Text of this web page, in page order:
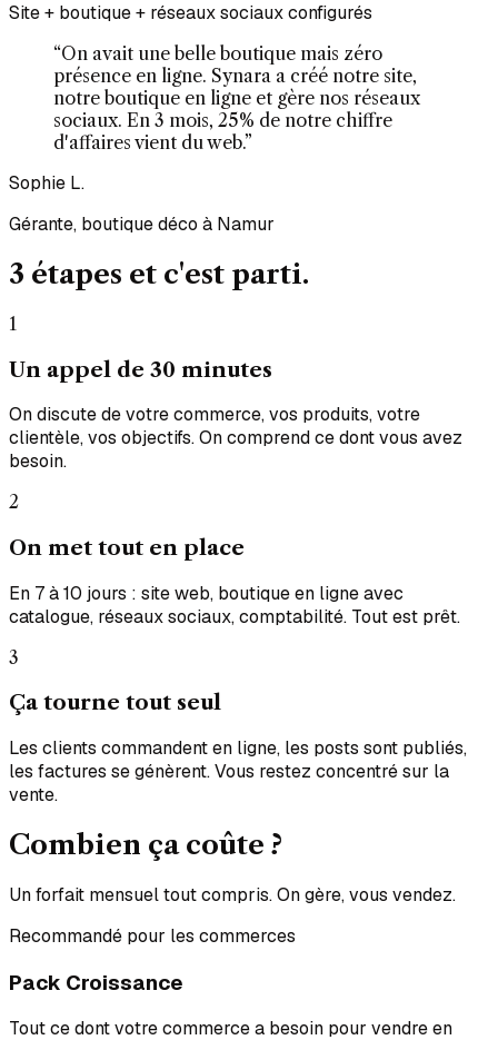
Site + boutique + réseaux sociaux configurés
“On avait une belle boutique mais zéro
présence en ligne. Synara a créé notre site,
notre boutique en ligne et gère nos réseaux
sociaux. En 3 mois, 25% de notre chiffre
d'affaires vient du web.”
Sophie L.
Gérante, boutique déco à Namur
3 étapes et c'est parti.
1
Un appel de 30 minutes
On discute de votre commerce, vos produits, votre
clientèle, vos objectifs. On comprend ce dont vous avez
besoin.
2
On met tout en place
En 7 à 10 jours : site web, boutique en ligne avec
catalogue, réseaux sociaux, comptabilité. Tout est prêt.
3
Ça tourne tout seul
Les clients commandent en ligne, les posts sont publiés,
les factures se génèrent. Vous restez concentré sur la
vente.
Combien ça coûte ?
Un forfait mensuel tout compris. On gère, vous vendez.
Recommandé pour les commerces
Pack Croissance
Tout ce dont votre commerce a besoin pour vendre en